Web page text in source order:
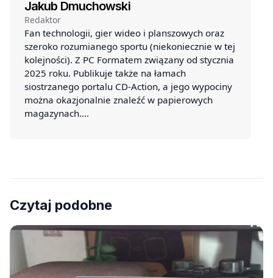
Jakub Dmuchowski
Redaktor
Fan technologii, gier wideo i planszowych oraz
szeroko rozumianego sportu (niekoniecznie w tej
kolejności). Z PC Formatem związany od stycznia
2025 roku. Publikuje także na łamach
siostrzanego portalu CD-Action, a jego wypociny
można okazjonalnie znaleźć w papierowych
magazynach.…
Czytaj podobne